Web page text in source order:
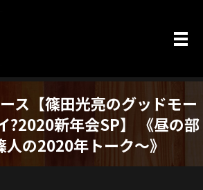
ス【篠田光亮のグッドモー
?2020新年会SP】 《昼の部
の2020年トーク～》